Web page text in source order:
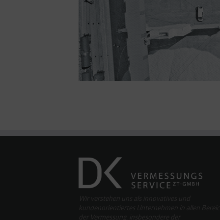
Wir verstehen uns als innovatives und
kundenorientiertes Unternehmen in allen
der Vermessung, insbesondere der